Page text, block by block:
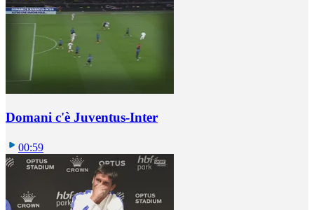
Domani c'è Juventus-Inter
00:59